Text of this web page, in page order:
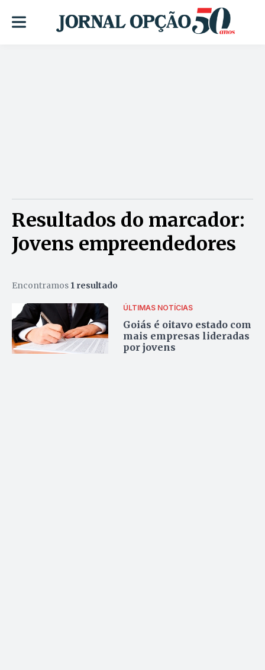
Resultados do marcador:
Jovens empreendedores
Encontramos 1 resultado
ÚLTIMAS NOTÍCIAS
Goiás é oitavo estado com
mais empresas lideradas
por jovens